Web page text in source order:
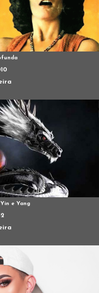
e Yang